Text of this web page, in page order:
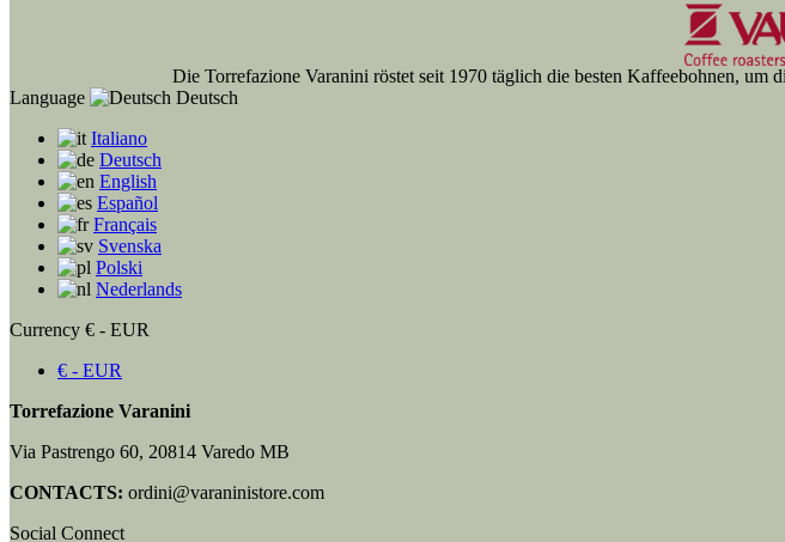
Die Torrefazione Varanini röstet seit 1970 täglich die besten Kaffeebohnen, um
Language
Deutsch
Italiano
Deutsch
English
Español
Français
Svenska
Polski
Nederlands
Currency € - EUR
€ - EUR
Torrefazione Varanini
Via Pastrengo 60, 20814 Varedo MB
CONTACTS: ordini@varaninistore.com
Social Connect